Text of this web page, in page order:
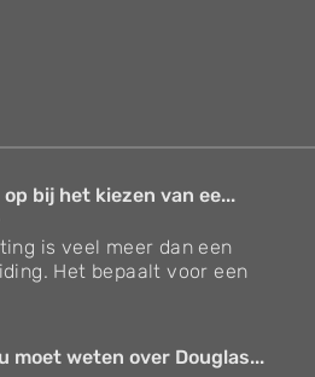
op bij het kiezen van ee...
is veel meer dan een
Het bepaalt voor een
moet weten over Douglas...